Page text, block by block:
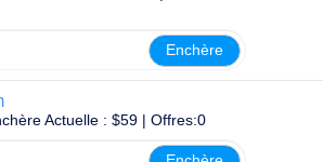
Enchère
Actuelle : $59 | Offres:0